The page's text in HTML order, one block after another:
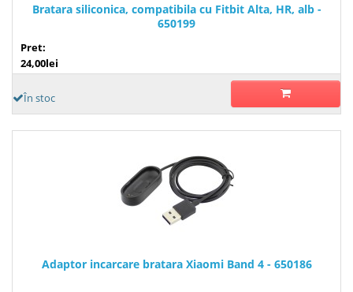
Bratara siliconica, compatibila cu Fitbit Alta, HR, alb -
650199
Pret:
24,00lei
În stoc
Adaptor incarcare bratara Xiaomi Band 4 - 650186